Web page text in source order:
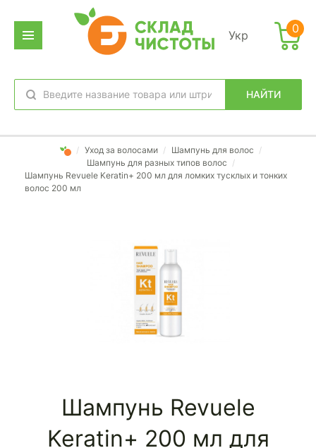
Укр
НАЙТИ
избранное вход
0
/ Уход за волосами / Шампунь для волос /
Шампунь для разных типов волос /
Шампунь Revuele Keratin+ 200 мл для ломких тусклых и тонких
волос 200 мл
Шампунь Revuele
Keratin+ 200 мл для